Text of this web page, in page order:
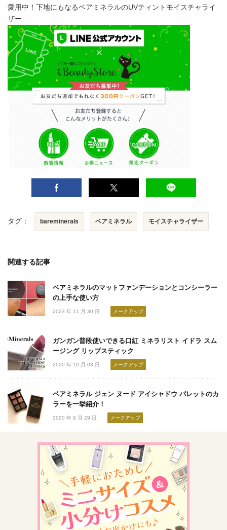
愛用中！下地にもなるベアミネラルのUVティントモイスチャライ
ザー
タグ： bareminerals ベアミネラル モイスチャライザー
関連する記事
ベアミネラルのマットファンデーションとコンシーラー
の上手な使い方
2023 年 11 月 30 日 メークアップ
ガンガン普段使いできる口紅 ミネラリスト イドラ スム
ージング リップスティック
2020 年 10 月 03 日 メークアップ
ベアミネラル ジェン ヌード アイシャドウ パレットのカ
ラーを一挙紹介！
2020 年 9 月 29 日 メークアップ